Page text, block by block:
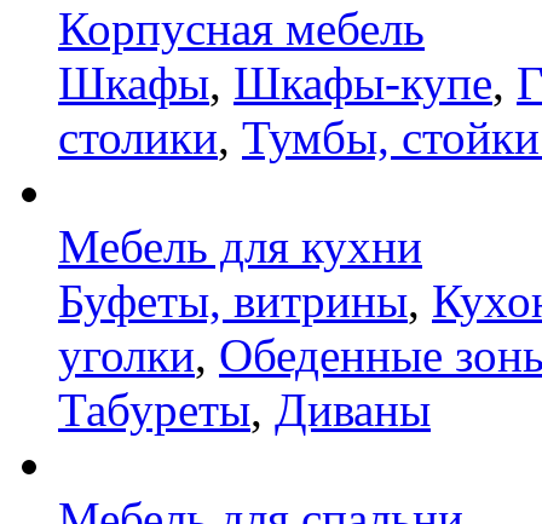
Корпусная мебель
Шкафы, Шкафы-купе,
столики, Тумбы,
Мебель для кухни
Буфеты, витрины,
уголки, Обеденные
Табуреты, Диваны